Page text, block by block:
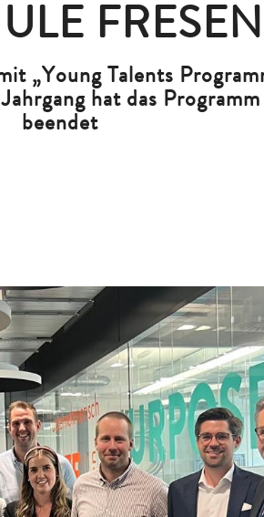
„Young Talents
hat das
beendet